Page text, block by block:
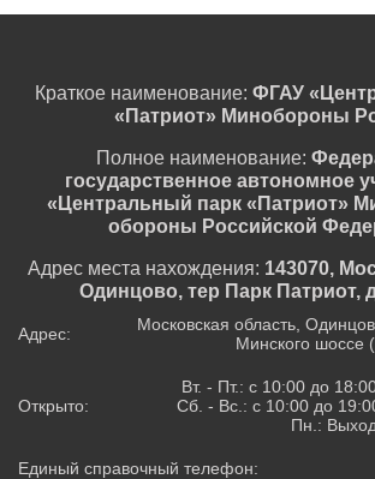
Краткое наименование: ФГАУ
«Патриот» Минобороны
Полное наименование:
государственное автономное
«Центральный парк «Патриот»
обороны Российской
Адрес места нахождения: 143070,
Одинцово, тер Парк Патриот,
Адрес:
Московская область,
Минского шоссе
Открыто:
Вт. - Пт.: с 10:00 до
Сб. - Вс.: с 10:00 до
Пн.:
Единый справочный телефон: